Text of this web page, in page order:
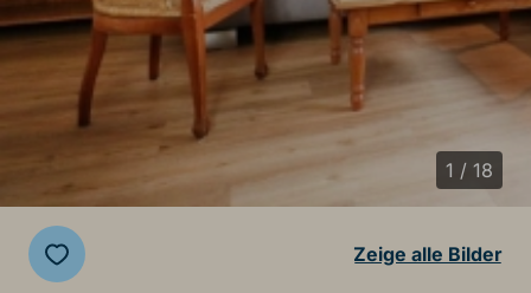
1 / 18
Zeige alle Bilder